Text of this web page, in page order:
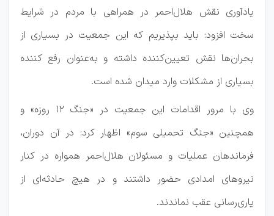
یادآوری نقش هلال‌احمر در همراهی با مردم در شرایط
سخت افزود: باید بپذیریم که این جمعیت در بسیاری از
بحران‌ها نقش تعیین‌کننده داشته و به‌عنوان رفع کننده
بسیاری از مشکلات وارد میدان شده است.
وی با مرور اقدامات این جمعیت در «جنگ ۱۲ روزه» و
همچنین «جنگ تحمیلی سوم» اظهار کرد: در آن دوران،
فرماندهان عملیات و مسئولان هلال‌احمر همواره در کنار
نیروهای امدادی حضور داشتند و در هیچ حادثه‌ای از
یاری‌رسانی عقب نماندند.